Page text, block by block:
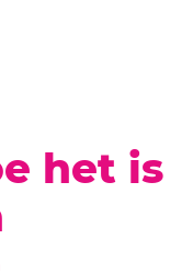
het is